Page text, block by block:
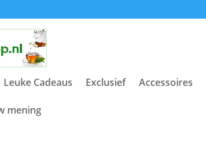
Leuke Cadeaus Exclusief Accessoires
mening